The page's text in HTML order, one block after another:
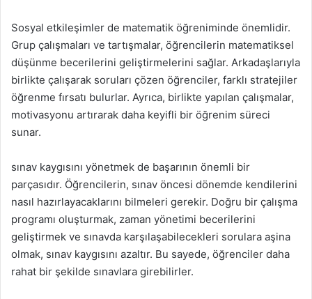
Sosyal etkileşimler de matematik öğreniminde önemlidir.
Grup çalışmaları ve tartışmalar, öğrencilerin matematiksel
düşünme becerilerini geliştirmelerini sağlar. Arkadaşlarıyla
birlikte çalışarak soruları çözen öğrenciler, farklı stratejiler
öğrenme fırsatı bulurlar. Ayrıca, birlikte yapılan çalışmalar,
motivasyonu artırarak daha keyifli bir öğrenim süreci
sunar.
sınav kaygısını yönetmek de başarının önemli bir
parçasıdır. Öğrencilerin, sınav öncesi dönemde kendilerini
nasıl hazırlayacaklarını bilmeleri gerekir. Doğru bir çalışma
programı oluşturmak, zaman yönetimi becerilerini
geliştirmek ve sınavda karşılaşabilecekleri sorulara aşina
olmak, sınav kaygısını azaltır. Bu sayede, öğrenciler daha
rahat bir şekilde sınavlara girebilirler.